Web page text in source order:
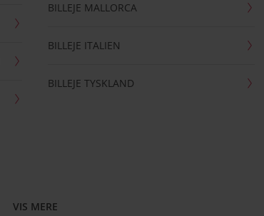
BILLEJE MALLORCA
BILLEJE ITALIEN
BILLEJE TYSKLAND
VIS MERE